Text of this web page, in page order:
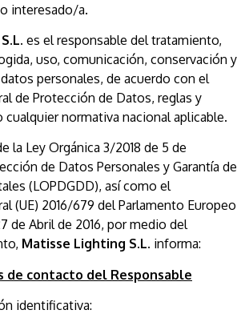
interesado/a.
es el responsable del tratamiento,
uso, comunicación, conservación y
personales, de acuerdo con el
de Protección de Datos, reglas y
normativa nacional aplicable.
la Ley Orgánica 3/2018 de 5 de
de Datos Personales y Garantía de
(LOPDGDD), así como el
(UE) 2016/679 del Parlamento Europeo
de Abril de 2016, por medio del
Matisse Lighting S.L. informa:
de contacto del Responsable
identificativa: